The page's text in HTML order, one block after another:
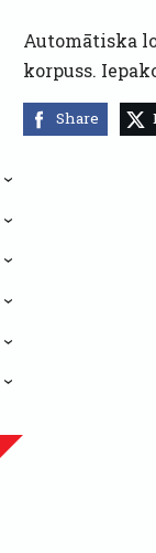
›
›
›
›
›
›
Automātiska
korpuss.
Share